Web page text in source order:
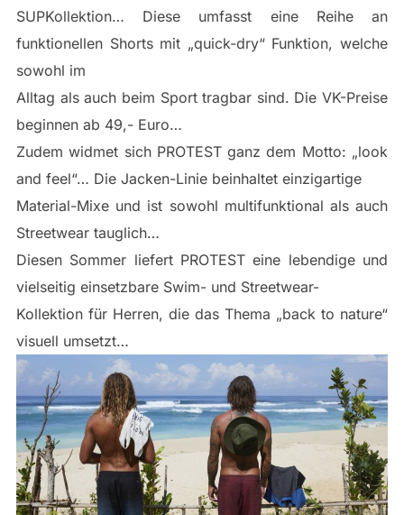
SUPKollektion… Diese umfasst eine Reihe an
funktionellen Shorts mit „quick-dry“ Funktion, welche
sowohl im
Alltag als auch beim Sport tragbar sind. Die VK-Preise
beginnen ab 49,- Euro…
Zudem widmet sich PROTEST ganz dem Motto: „look
and feel“… Die Jacken-Linie beinhaltet einzigartige
Material-Mixe und ist sowohl multifunktional als auch
Streetwear tauglich…
Diesen Sommer liefert PROTEST eine lebendige und
vielseitig einsetzbare Swim- und Streetwear-
Kollektion für Herren, die das Thema „back to nature“
visuell umsetzt…